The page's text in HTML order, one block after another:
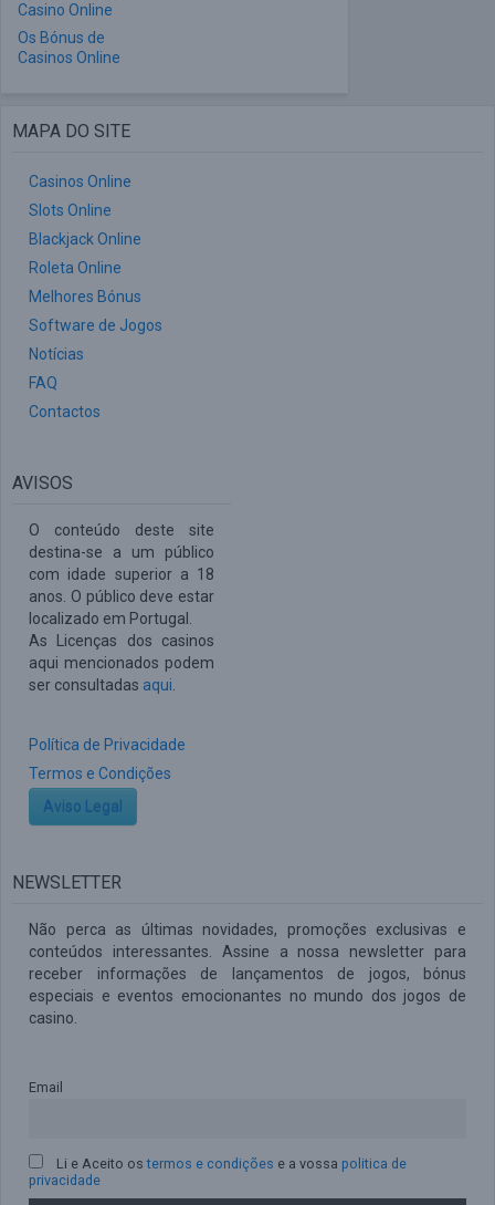
Casino Online
Os Bónus de
Casinos Online
MAPA DO SITE
Casinos Online
Slots Online
Blackjack Online
Roleta Online
Melhores Bónus
Software de Jogos
Notícias
FAQ
Contactos
AVISOS
O conteúdo deste site
destina-se a um público
com idade superior a 18
anos. O público deve estar
localizado em Portugal.
As Licenças dos casinos
aqui mencionados podem
ser consultadas aqui
Política de Privacidade
Termos e Condições
Aviso Legal
NEWSLETTER
Não perca as últimas novidades, promoções exclusivas e
conteúdos interessantes. Assine a nossa newsletter para
receber informações de lançamentos de jogos, bónus
especiais e eventos emocionantes no mundo dos jogos de
casino.
Email
Li e Aceito ostermos e condições e a vossa politica de
privacidade